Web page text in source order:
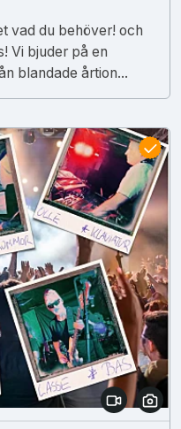
vad du behöver! och
Vi bjuder på en
blandade årtion...